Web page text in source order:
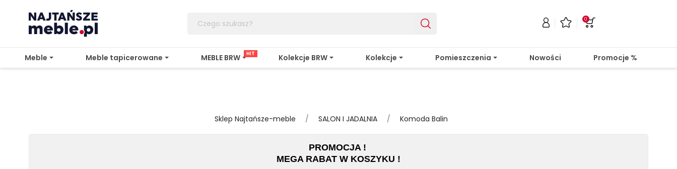
0
Meble Meble tapicerowane MEBLE BRW HIT Kolekcje BRW Kolekcje Pomieszczenia Nowości Promocje %
Sklep Najtańsze-meble SALON I JADALNIA Komoda Balin
PROMOCJA !
MEGA RABAT W KOSZYKU !